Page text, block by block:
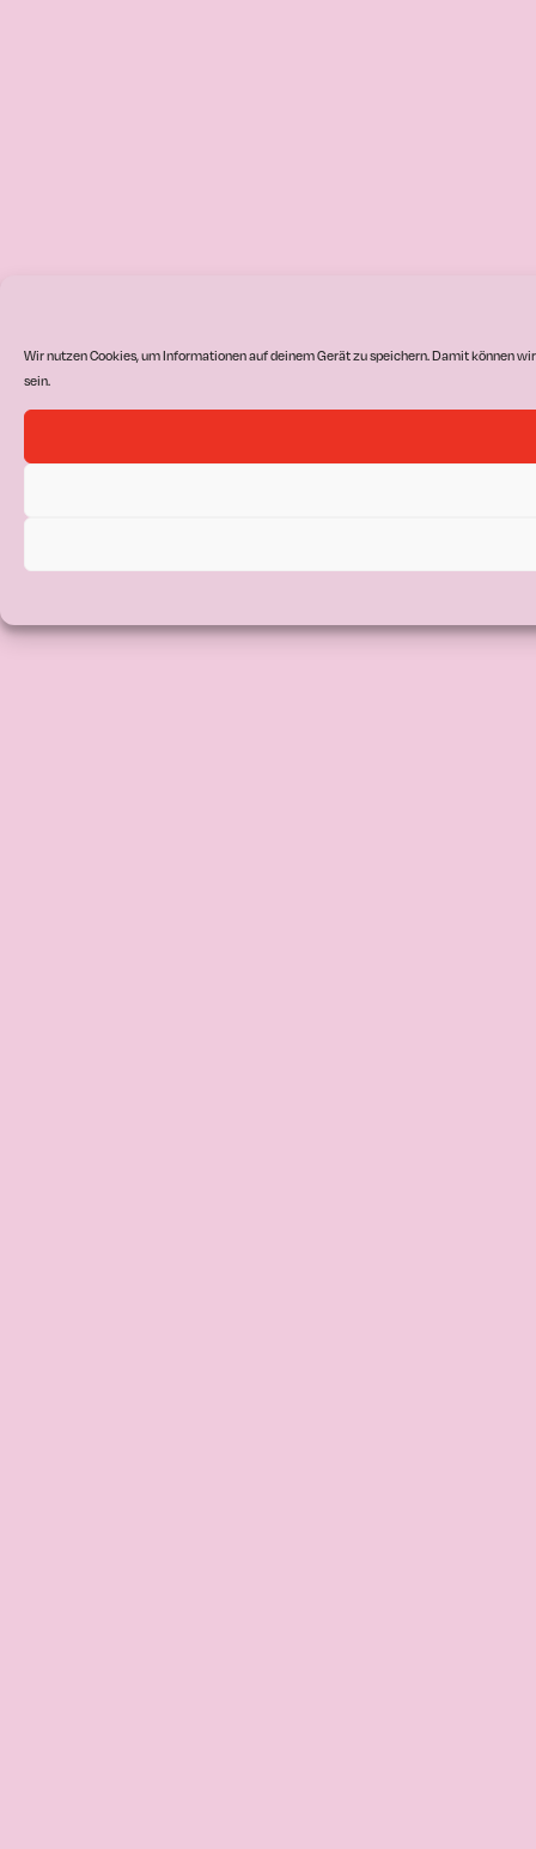
Wir nutzen Cookies, um Informationen auf deinem Gerät zu speichern. Damit können
sein.